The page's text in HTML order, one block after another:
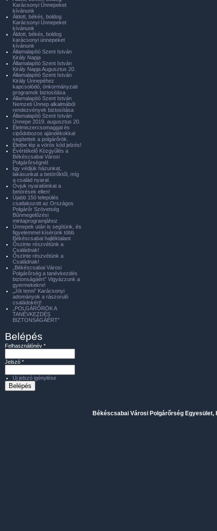
Karácsonyi Ünnepeket
kívánunk
Áldott, békés, boldog
Karácsonyi Ünnepeket
kívánunk
Áldott, békés, boldog
karácsonyi ünnepeket
kívánunk
Államalapító Szent István
Király Napja
Államalapító Szent István
Király Napja Augusztus 20.
Államalapító Szent István
Király Ünnepéhez
kapcsolódó, önkormányzati
programok biztosítása
Államalapító Szent István
Nemzeti Ünnep alkalmából
rendezvények biztosítása
Államalapító Szent István
Ünnepe 2019. augusztus 20.
Élelmiszercsomaggal és
cipődobozos ajándékokkal
segítettek a polgárőrök.
Életbe lép a vörös kód jelzés!
Évértékelő Közgyűlés a
Békéscsabai Városi
Polgárőrségnél
Így védjük házunkat,
lakásunkat a betörőktől, míg
a család nyaral.
Óvjuk nyaralóinkat a
betörések ellen!
Újabb 150 település
csatlakozott az Országos
Polgárőr Szövetség
Bűnmegelőzési
mintaprogramjához
Ünnepek után is segítünk, és
figyelemmel kísérünk több
Békéscsabai hajléktalant
Őszinte részvétünk a
Családnak!
Őszinte részvétünk a
Családnak!
„Békéscsabai Városi
Polgárőrség a tanévkezdés
biztonságáért” Vigyázzunk a
gyermekekre!
„Jót tenni” Karácsonyi
adományok a rászoruló
családokért!
„POLGÁRŐRÖK A
TANÉVKEZDÉS
BIZTONSÁGÁÉRT”
Belépés
Felhasználónév *
Jelszó *
Új jelszó igénylése
Békéscsabai Városi Polgárőrség Egyesület,